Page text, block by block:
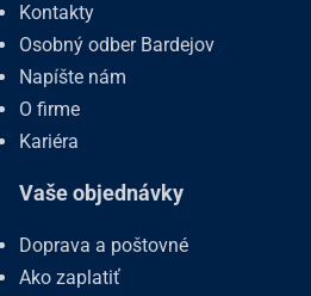
Kontakty
Osobný odber Bardejov
Napíšte nám
O firme
Kariéra
Vaše objednávky
Doprava a poštovné
Ako zaplatiť